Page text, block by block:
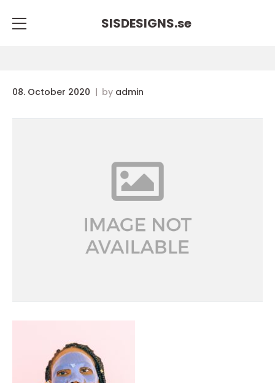
SISDESIGNS.se
08. October 2020 by admin